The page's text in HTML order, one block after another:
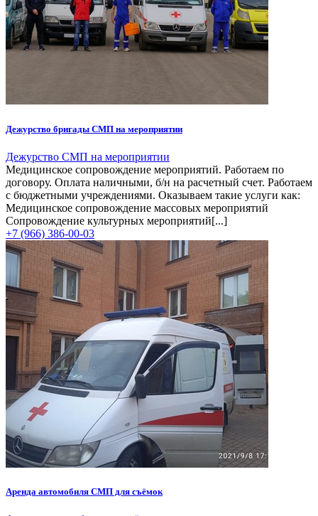
Дежурство бригады СМП на мероприятии
Дежурство СМП на мероприятии
Медицинское сопровождение мероприятий. Работаем по
договору. Оплата наличными, б/н на расчетный счет. Работаем
с бюджетными учреждениями. Оказываем такие услуги как:
Медицинское сопровождение массовых мероприятий
Сопровождение культурных мероприятий[...]
+7 (966) 386-00-03
Аренда автомобиля СМП для съёмок